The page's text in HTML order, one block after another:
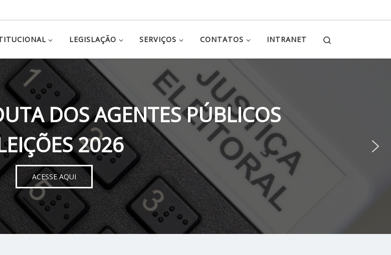
LEGISLAÇÃO SERVIÇOS CONTATOS INTRANET
DOS AGENTES PÚBLICOS
2026
ACESSE AQUI